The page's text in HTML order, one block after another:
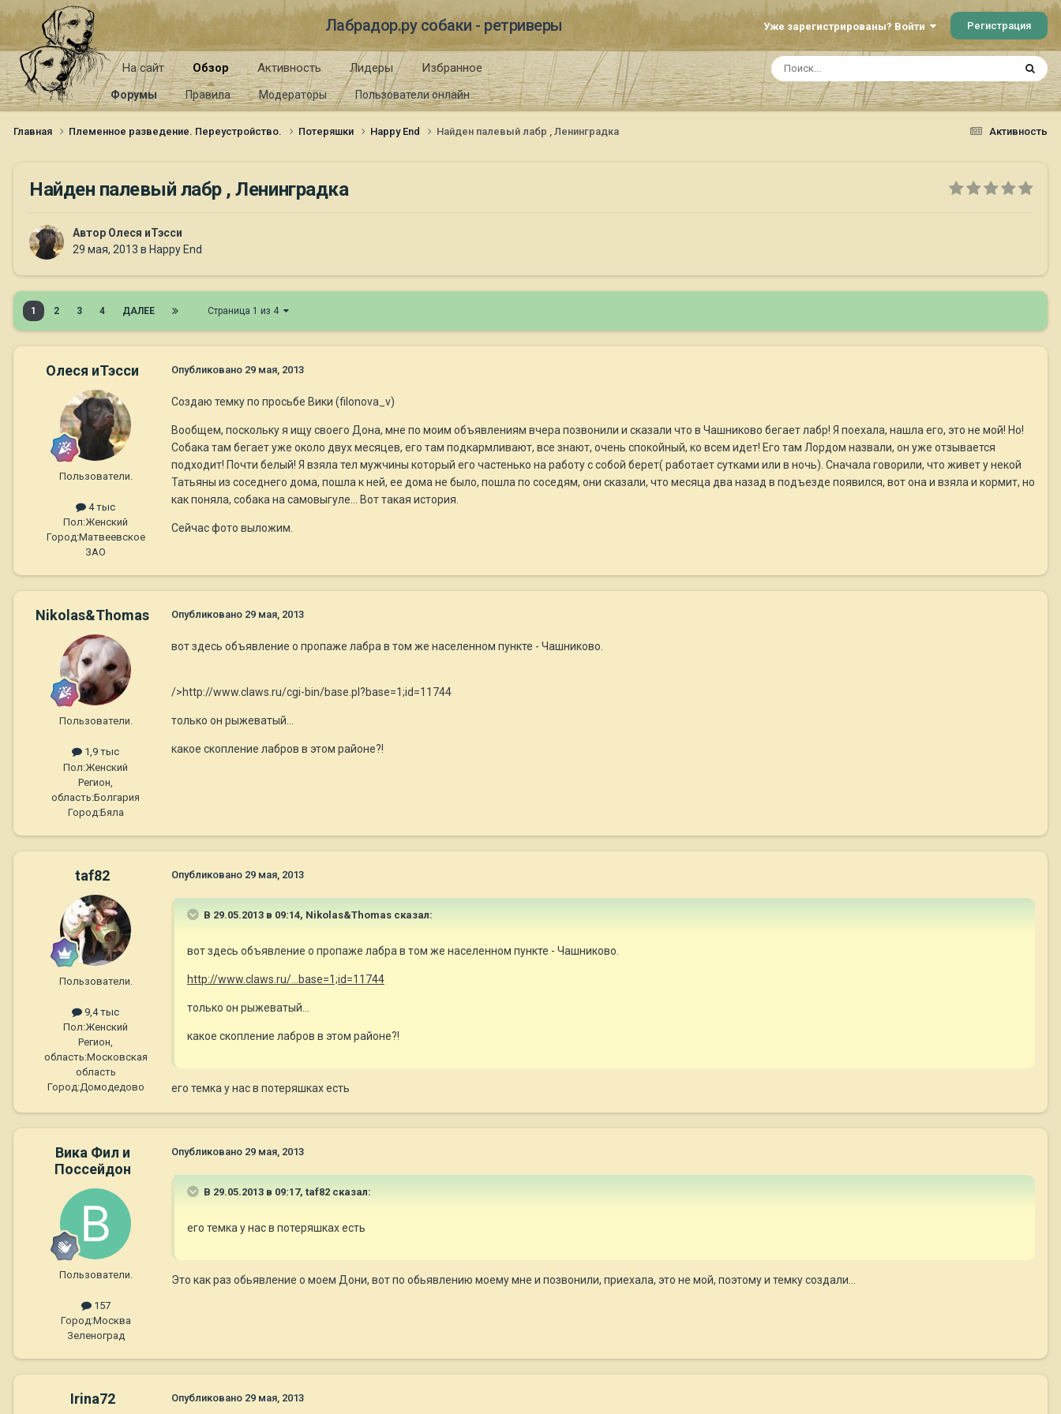
Лабрадор.ру собаки - ретриверы Уже зарегистрированы? Войти Регистрация
На сайт Обзор
Форумы Правила Модераторы Пользователи онлайн
Активность Лидеры Избранное
Активность
Главная Племенное разведение. Переустройство. Потеряшки Happy End Найден палевый лабр , Ленинградка
Найден палевый лабр , Ленинградка
Автор Олеся иТэсси
29 мая, 2013 в Happy End
1 2 3 4 ДАЛЕЕ Страница 1 из 4
Олеся иТэсси
Пользователи.
4 тыс
Пол:Женский
Город:Матвеевское
ЗАО
Опубликовано 29 мая, 2013
Создаю темку по просьбе Вики (filonova_v)
Вообщем, поскольку я ищу своего Дона, мне по моим объявлениям вчера позвонили и сказали что в Чашниково бегает лабр! Я поехала, нашла его, это не мой! Но!
Собака там бегает уже около двух месяцев, его там подкармливают, все знают, очень спокойный, ко всем идет! Его там Лордом назвали, он уже отзывается
подходит! Почти белый! Я взяла тел мужчины который его частенько на работу с собой берет( работает сутками или в ночь). Сначала говорили, что живет у некой
Татьяны из соседнего дома, пошла к ней, ее дома не было, пошла по соседям, они сказали, что месяца два назад в подъезде появился, вот она и взяла и кормит, но
как поняла, собака на самовыгуле... Вот такая история.
Сейчас фото выложим.
Nikolas&Thomas
Пользователи.
1,9 тыс
Пол:Женский
Регион,
область:Болгария
Город:Бяла
Опубликовано 29 мая, 2013
вот здесь объявление о пропаже лабра в том же населенном пункте - Чашниково.
/>http://www.claws.ru/cgi-bin/base.pl?base=1;id=11744
только он рыжеватый...
какое скопление лабров в этом районе?!
taf82
Пользователи.
9,4 тыс
Пол:Женский
Регион,
область:Московская
область
Город:Домодедово
Опубликовано 29 мая, 2013
В 29.05.2013 в 09:14, Nikolas&Thomas сказал:
вот здесь объявление о пропаже лабра в том же населенном пункте - Чашниково.
http://www.claws.ru/...base=1;id=11744
только он рыжеватый...
какое скопление лабров в этом районе?!
его темка у нас в потеряшках есть
Вика Фил и
Поссейдон
Пользователи.
157
Город:Москва
Зеленоград
Опубликовано 29 мая, 2013
В 29.05.2013 в 09:17, taf82 сказал:
его темка у нас в потеряшках есть
Это как раз обьявление о моем Дони, вот по обьявлению моему мне и позвонили, приехала, это не мой, поэтому и темку создали...
Irina72 Опубликовано 29 мая, 2013